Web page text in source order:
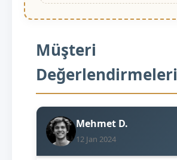
Müşteri
Değerlendirmeleri
Mehmet D.
12 Jan 2024